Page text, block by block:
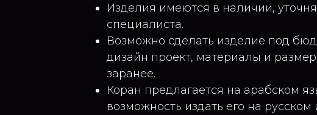
Изделия имеются в наличии,
специалиста.
Возможно сделать изделие под
дизайн проект, материалы и размер
заранее.
Коран предлагается на арабском
возможность издать его на